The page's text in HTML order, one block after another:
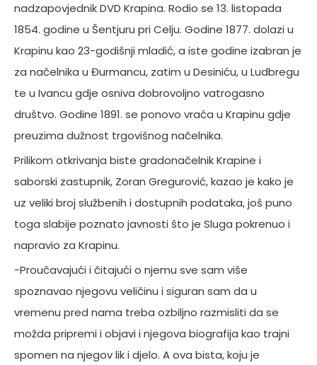
nadzapovjednik DVD Krapina. Rodio se 13. listopada
1854. godine u Šentjuru pri Celju. Godine 1877. dolazi u
Krapinu kao 23-godišnji mladić, a iste godine izabran je
za načelnika u Đurmancu, zatim u Desiniću, u Ludbregu
te u Ivancu gdje osniva dobrovoljno vatrogasno
društvo. Godine 1891. se ponovo vraća u Krapinu gdje
preuzima dužnost trgovišnog načelnika.
Prilikom otkrivanja biste gradonačelnik Krapine i
saborski zastupnik, Zoran Gregurović, kazao je kako je
uz veliki broj službenih i dostupnih podataka, još puno
toga slabije poznato javnosti što je Sluga pokrenuo i
napravio za Krapinu.
-Proučavajući i čitajući o njemu sve sam više
spoznavao njegovu veličinu i siguran sam da u
vremenu pred nama treba ozbiljno razmisliti da se
možda pripremi i objavi i njegova biografija kao trajni
spomen na njegov lik i djelo. A ova bista, koju je